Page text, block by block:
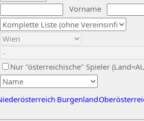
Vorname
Nur "österreichische" Spieler
Burgenland